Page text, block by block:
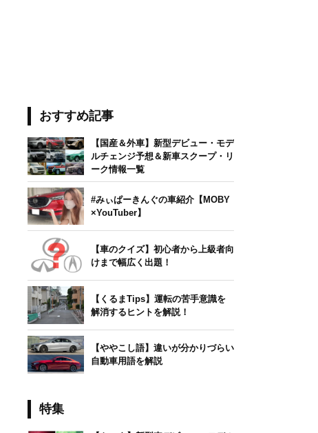
おすすめ記事
【国産＆外車】新型デビュー・モデ
ルチェンジ予想＆新車スクープ・リ
ーク情報一覧
#みぃぱーきんぐの車紹介【MOBY
×YouTuber】
【車のクイズ】初心者から上級者向
けまで幅広く出題！
【くるまTips】運転の苦手意識を
解消するヒントを解説！
【ややこし語】違いが分かりづらい
自動車用語を解説
特集